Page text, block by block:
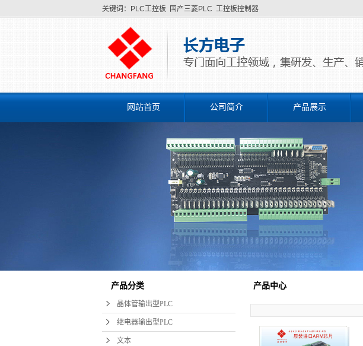
关键词： PLC工控板 国产三菱PLC 工控板控制器
网站首页 公司简介 产品展示
产品分类
晶体管输出型PLC
继电器输出型PLC
文本
产品中心